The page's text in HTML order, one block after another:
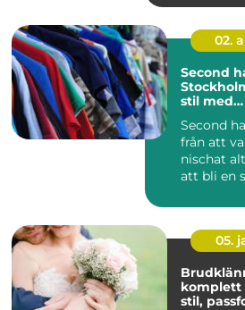
blek...
02.
Second
stil med
Second
från att
nischat
att bli en
05.
komplett
stil,